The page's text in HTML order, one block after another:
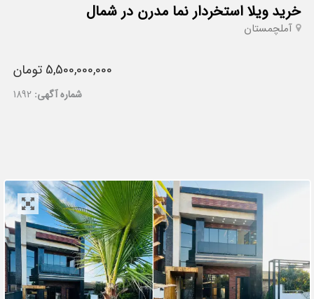
خرید ویلا استخردار نما مدرن در شمال
آملچمستان
5,500,000,000 تومان
شماره آگهی: 1892